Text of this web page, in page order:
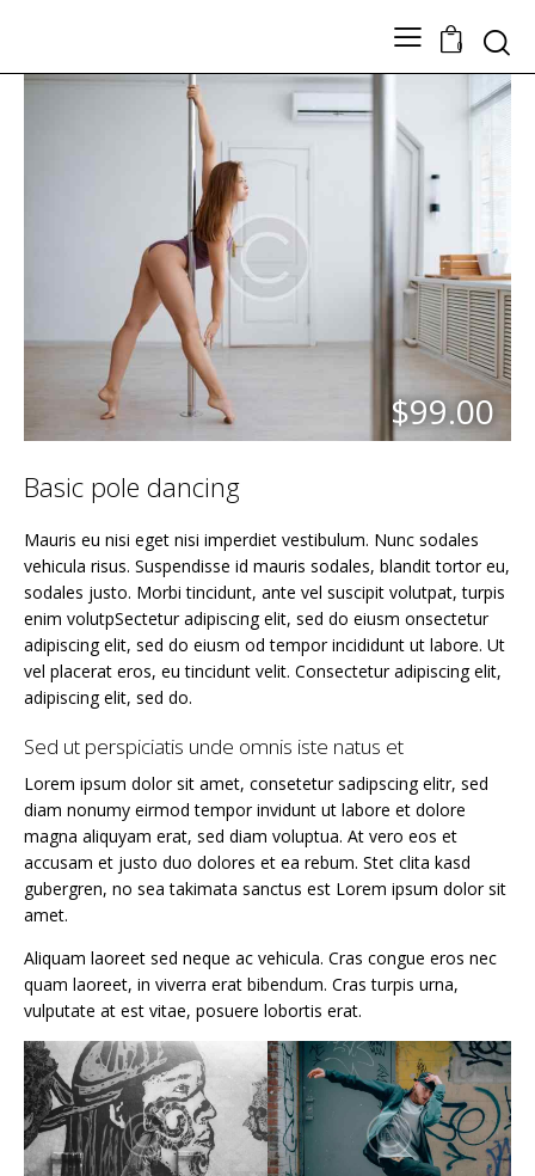
0
Search
TODOS LOS PRODUCTOS
$99.00
Basic pole dancing
Mauris eu nisi eget nisi imperdiet vestibulum. Nunc sodales
vehicula risus. Suspendisse id mauris sodales, blandit tortor eu,
sodales justo. Morbi tincidunt, ante vel suscipit volutpat, turpis
enim volutpSectetur adipiscing elit, sed do eiusm onsectetur
adipiscing elit, sed do eiusm od tempor incididunt ut labore. Ut
vel placerat eros, eu tincidunt velit. Consectetur adipiscing elit,
adipiscing elit, sed do.
Sed ut perspiciatis unde omnis iste natus et
Lorem ipsum dolor sit amet, consetetur sadipscing elitr, sed
diam nonumy eirmod tempor invidunt ut labore et dolore
magna aliquyam erat, sed diam voluptua. At vero eos et
accusam et justo duo dolores et ea rebum. Stet clita kasd
gubergren, no sea takimata sanctus est Lorem ipsum dolor sit
amet.
Aliquam laoreet sed neque ac vehicula. Cras congue eros nec
quam laoreet, in viverra erat bibendum. Cras turpis urna,
vulputate at est vitae, posuere lobortis erat.